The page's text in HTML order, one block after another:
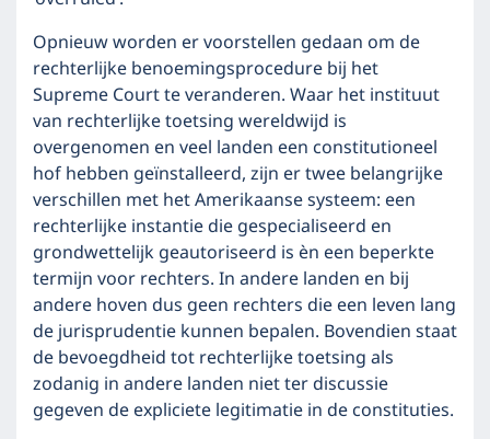
Opnieuw worden er voorstellen gedaan om de
rechterlijke benoemingsprocedure bij het
Supreme Court te veranderen. Waar het instituut
van rechterlijke toetsing wereldwijd is
overgenomen en veel landen een constitutioneel
hof hebben geïnstalleerd, zijn er twee belangrijke
verschillen met het Amerikaanse systeem: een
rechterlijke instantie die gespecialiseerd en
grondwettelijk geautoriseerd is èn een beperkte
termijn voor rechters. In andere landen en bij
andere hoven dus geen rechters die een leven lang
de jurisprudentie kunnen bepalen. Bovendien staat
de bevoegdheid tot rechterlijke toetsing als
zodanig in andere landen niet ter discussie
gegeven de expliciete legitimatie in de constituties.